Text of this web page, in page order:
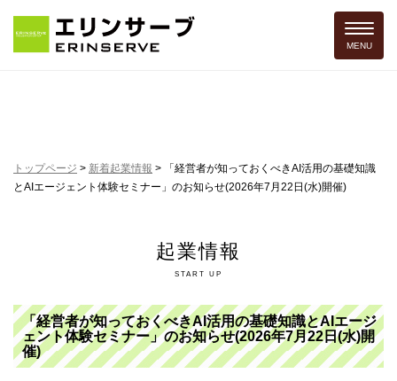
Toggle
MENU
トップページ > 新着起業情報 >
「経営者が知っておくべきAI活用の基礎知識
とAIエージェント体験セミナー」のお知らせ(2026年7月22日(水)開催)
起業情報
START UP
「経営者が知っておくべきAI活用の基礎知識とAIエージ
ェント体験セミナー」のお知らせ(2026年7月22日(水)開
催)